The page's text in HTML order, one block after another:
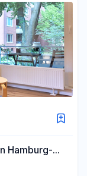
Hamburg-